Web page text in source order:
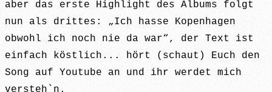
aber das erste Highlight des Albums folgt
nun als drittes: „Ich hasse Kopenhagen
obwohl ich noch nie da war“, der Text ist
einfach köstlich... hört (schaut) Euch den
Song auf Youtube an und ihr werdet mich
versteh`n.